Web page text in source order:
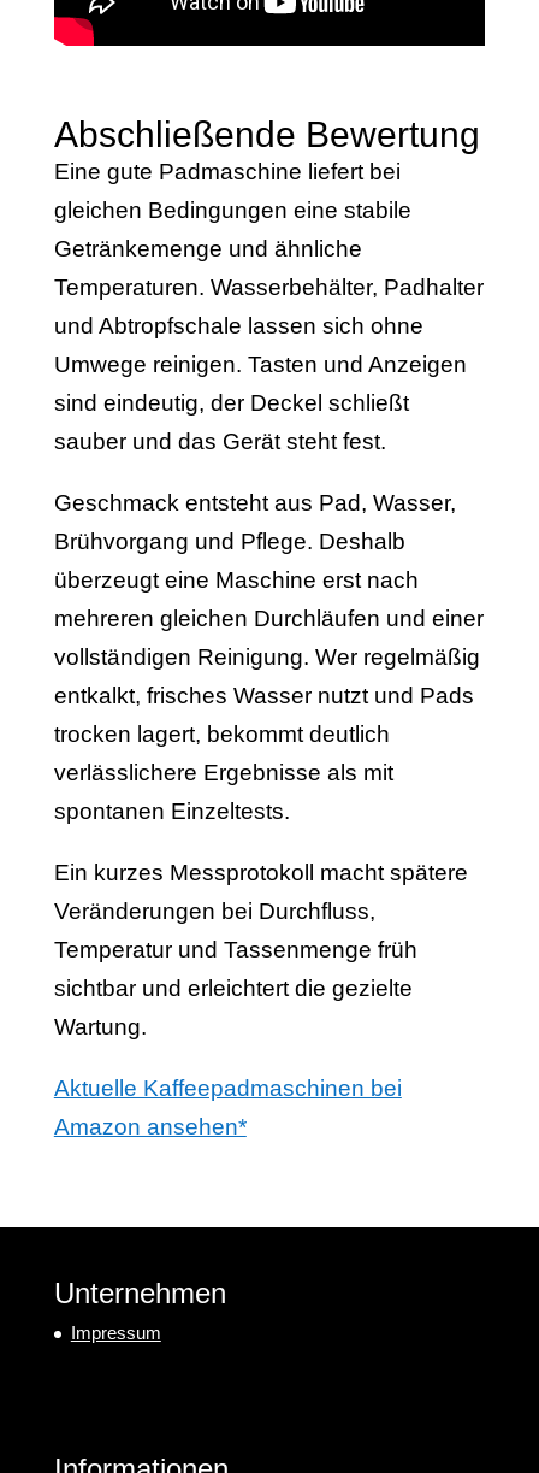
Abschließende Bewertung
Eine gute Padmaschine liefert bei
gleichen Bedingungen eine stabile
Getränkemenge und ähnliche
Temperaturen. Wasserbehälter, Padhalter
und Abtropfschale lassen sich ohne
Umwege reinigen. Tasten und Anzeigen
sind eindeutig, der Deckel schließt
sauber und das Gerät steht fest.
Geschmack entsteht aus Pad, Wasser,
Brühvorgang und Pflege. Deshalb
überzeugt eine Maschine erst nach
mehreren gleichen Durchläufen und einer
vollständigen Reinigung. Wer regelmäßig
entkalkt, frisches Wasser nutzt und Pads
trocken lagert, bekommt deutlich
verlässlichere Ergebnisse als mit
spontanen Einzeltests.
Ein kurzes Messprotokoll macht spätere
Veränderungen bei Durchfluss,
Temperatur und Tassenmenge früh
sichtbar und erleichtert die gezielte
Wartung.
Aktuelle Kaffeepadmaschinen bei
Amazon ansehen*
Unternehmen
Impressum